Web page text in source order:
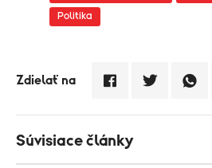
Politika
Zdielať na
Súvisiace články